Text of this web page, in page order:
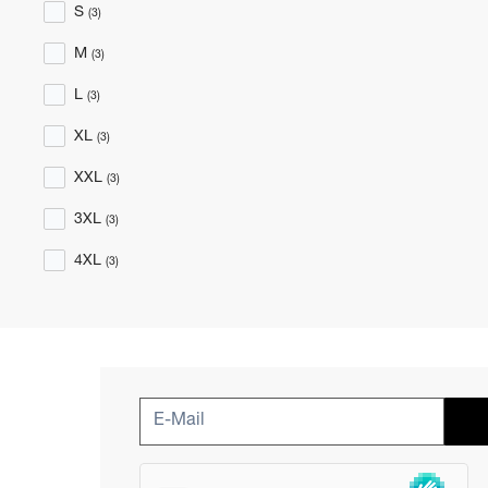
S (3)
M (3)
L (3)
XL (3)
XXL (3)
3XL (3)
4XL (3)